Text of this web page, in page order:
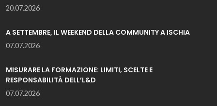
20.07.2026
A SETTEMBRE, IL WEEKEND DELLA COMMUNITY A ISCHIA
07.07.2026
MISURARE LA FORMAZIONE: LIMITI, SCELTE E
RESPONSABILITÀ DELL’L&D
07.07.2026